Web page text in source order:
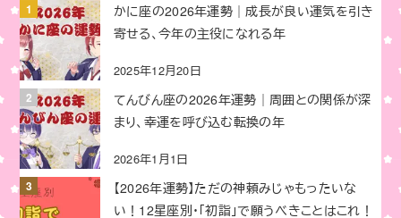
かに座の2026年運勢｜成長が良い運気を引き
寄せる、今年の主役になれる年
2025年12月20日
てんびん座の2026年運勢｜周囲との関係が深
まり、幸運を呼び込む転換の年
2026年1月1日
【2026年運勢】ただの神頼みじゃもったいな
い！12星座別・「初詣」で願うべきことはこれ！